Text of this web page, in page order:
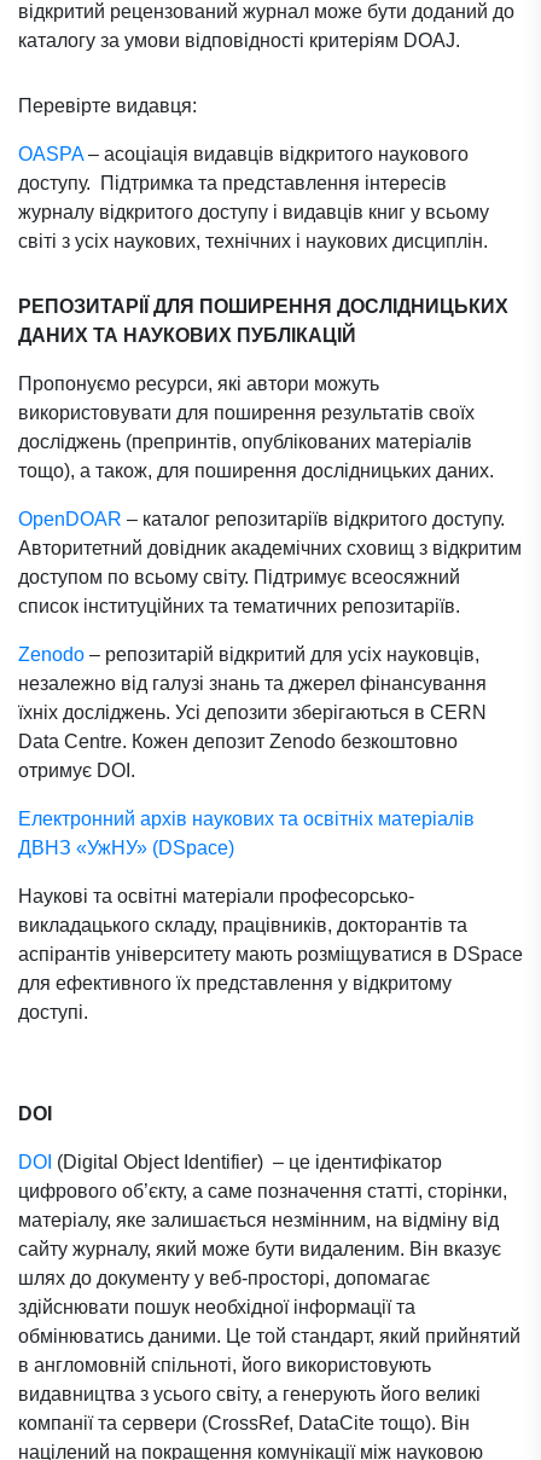
відкритий рецензований журнал може бути доданий до
каталогу за умови відповідності критеріям DOAJ.
Перевірте видавця:
OASPA– асоціація видавців відкритого наукового
доступу. Підтримка та представлення інтересів
журналу відкритого доступу і видавців книг у всьому
світі з усіх наукових, технічних і наукових дисциплін.
РЕПОЗИТАРІЇ ДЛЯ ПОШИРЕННЯ ДОСЛІДНИЦЬКИХ
ДАНИХ ТА НАУКОВИХ ПУБЛІКАЦІЙ
Пропонуємо ресурси, які автори можуть
використовувати для поширення результатів своїх
досліджень (препринтів, опублікованих матеріалів
тощо), а також, для поширення дослідницьких даних.
OpenDOAR – каталог репозитаріїв відкритого доступу.
Авторитетний довідник академічних сховищ з відкритим
доступом по всьому світу. Підтримує всеосяжний
список інституційних та тематичних репозитаріїв.
Zenodo – репозитарій відкритий для усіх науковців,
незалежно від галузі знань та джерел фінансування
їхніх досліджень. Усі депозити зберігаються в CERN
Data Centre. Кожен депозит Zenodo безкоштовно
отримує DOI.
Електронний архів наукових та освітніх матеріалів
ДВНЗ «УжНУ» (DSpace)
Наукові та освітні матеріали професорсько-
викладацького складу, працівників, докторантів та
аспірантів університету мають розміщуватися в DSpace
для ефективного їх представлення у відкритому
доступі.
DOI
DOI (Digital Object Identifier) – це ідентифікатор
цифрового об’єкту, а саме позначення статті, сторінки,
матеріалу, яке залишається незмінним, на відміну від
сайту журналу, який може бути видаленим. Він вказує
шлях до документу у веб-просторі, допомагає
здійснювати пошук необхідної інформації та
обмінюватись даними. Це той стандарт, який прийнятий
в англомовній спільноті, його використовують
видавництва з усього світу, а генерують його великі
компанії та сервери (CrossRef, DataCite тощо). Він
націлений на покращення комунікації між науковою